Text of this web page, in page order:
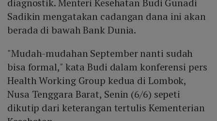
diagnostik. Menteri Kesehatan Budi Gunadi
Sadikin mengatakan cadangan dana ini akan
berada di bawah Bank Dunia.
"Mudah-mudahan September nanti sudah
bisa formal," kata Budi dalam konferensi pers
Health Working Group kedua di Lombok,
Nusa Tenggara Barat, Senin (6/6) sepeti
dikutip dari keterangan tertulis Kementerian